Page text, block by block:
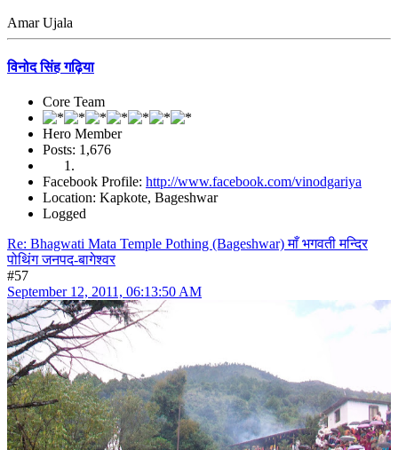
Amar Ujala
विनोद सिंह गढ़िया
Core Team
Hero Member
Posts: 1,676
Facebook Profile: http://www.facebook.com/vinodgariya
Location: Kapkote, Bageshwar
Logged
Re: Bhagwati Mata Temple Pothing (Bageshwar) माँ भगवती मन्दिर
पोथिंग जनपद-बागेश्वर
#57
September 12, 2011, 06:13:50 AM